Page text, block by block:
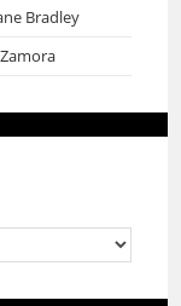
Bradley